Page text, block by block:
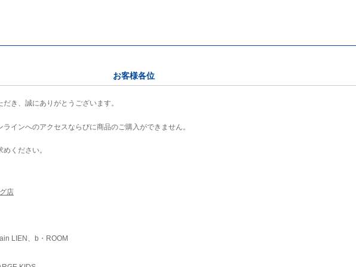
お客様各位
き、誠にありがとうございます。
インへのアクセスならびに商品のご購入ができません。
ください。
店
LIEN、b・ROOM